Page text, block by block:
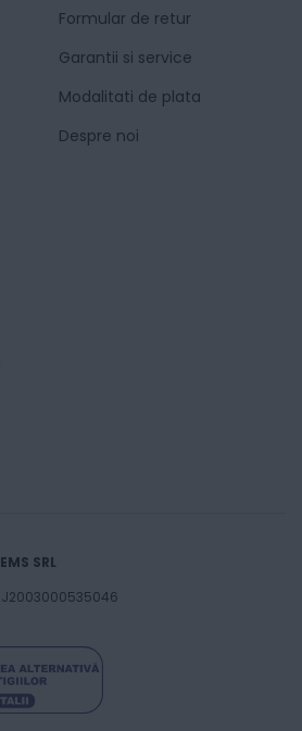
Lei
Formular de retur
Garantii si service
Modalitati de plata
Despre noi
SRL
J2003000535046